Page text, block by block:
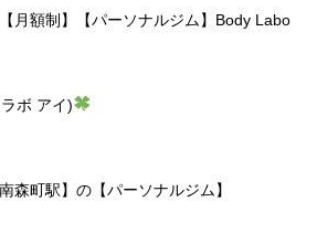
月額制】【パーソナルジム】Body Labo
ボ アイ)
南森町駅】の【パーソナルジム】